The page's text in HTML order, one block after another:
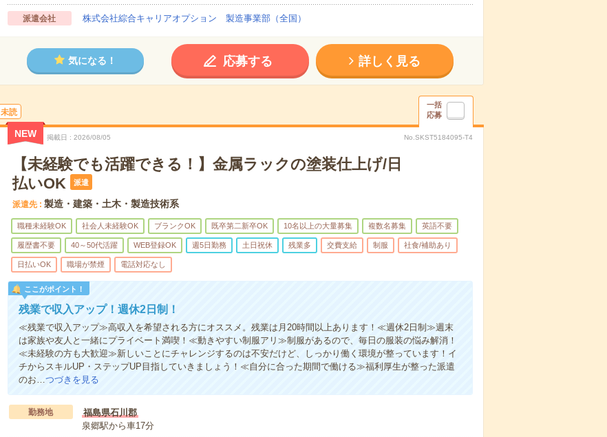
派遣会社 株式会社綜合キャリアオプション 製造事業部（全国）
気になる！ 応募する 詳しく見る
未読
一括
応募
NEW 掲載日 2026/08/05 No.SKST5184095-T4
【未経験でも活躍できる！】金属ラックの塗装仕上げ/日
払いOK
派遣
派遣先 製造・建築・土木・製造技術系
職種未経験OK 社会人未経験OK ブランクOK 既卒第二新卒OK 10名以上の大量募集 複数名募集 英語不要
履歴書不要 40～50代活躍 WEB登録OK 週5日勤務 土日祝休 残業多 交費支給 制服 社食/補助あり
日払いOK 職場が禁煙 電話対応なし
ここがポイント！
残業で収入アップ！週休2日制！
≪残業で収入アップ≫高収入を希望される方にオススメ。残業は月20時間以上あります！≪週休2日制≫週末
は家族や友人と一緒にプライベート満喫！≪動きやすい制服アリ≫制服があるので、毎日の服装の悩み解消！
≪未経験の方も大歓迎≫新しいことにチャレンジするのは不安だけど、しっかり働く環境が整っています！イ
チからスキルUP・ステップUP目指していきましょう！≪自分に合った期間で働ける≫福利厚生が整った派遣
のお…つづきを見る
勤務地
福島県石川郡
泉郷駅から車17分